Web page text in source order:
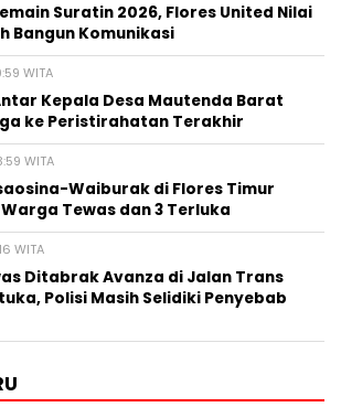
Suratin 2026, Flores United Nilai
Bangun Komunikasi
WITA
Kepala Desa Mautenda Barat
ke Peristirahatan Terakhir
WITA
Waiburak di Flores Timur
Warga Tewas dan 3 Terluka
WITA
Ditabrak Avanza di Jalan Trans
Polisi Masih Selidiki Penyebab